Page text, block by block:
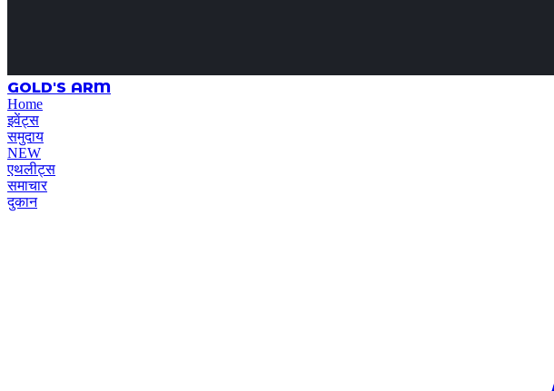
GOLD'S ARM
Home
इवेंट्स
समुदाय
NEW
एथलीट्स
समाचार
दुकान